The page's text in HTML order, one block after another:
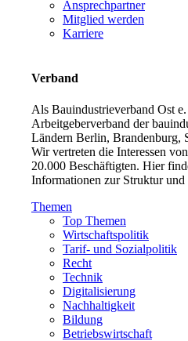
Ansprechpartner
Mitglied werden
Karriere
Verband
Als Bauindustrieverband Ost
Arbeitgeberverband der
Ländern Berlin, Brandenburg,
Wir vertreten die Interessen
20.000 Beschäftigten. Hier
Informationen zur Struktur und
Themen
Top Themen
Wirtschaftspolitik
Tarif- und Sozialpolitik
Recht
Technik
Digitalisierung
Nachhaltigkeit
Bildung
Betriebswirtschaft